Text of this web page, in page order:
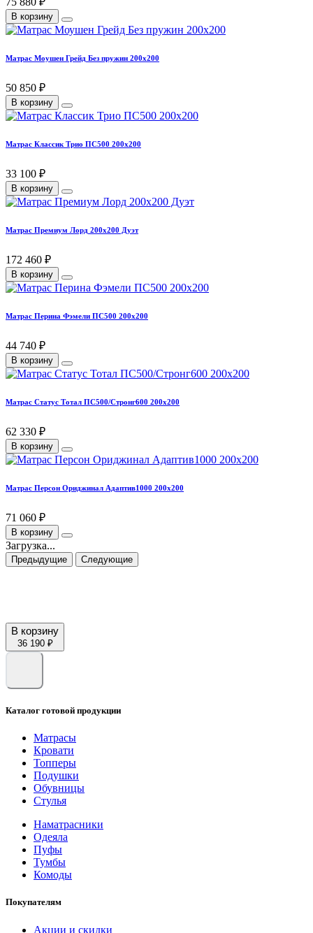
В корзину
Матрас Моушен Грейд Без пружин 200х200
50 850 ₽
В корзину
Матрас Классик Трио ПС500 200х200
33 100 ₽
В корзину
Матрас Премиум Лорд 200х200 Дуэт
172 460 ₽
В корзину
Матрас Перина Фэмели ПС500 200х200
44 740 ₽
В корзину
Матрас Статус Тотал ПС500/Стронг600 200х200
62 330 ₽
В корзину
Матрас Персон Ориджинал Адаптив1000 200х200
71 060 ₽
В корзину
Загрузка...
Предыдущие Следующие
В корзину
36 190 ₽
Каталог готовой продукции
Матрасы
Кровати
Топперы
Подушки
Обувницы
Стулья
Наматрасники
Одеяла
Пуфы
Тумбы
Комоды
Покупателям
Акции и скидки